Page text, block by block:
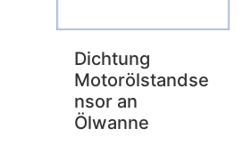
Dichtung
Motorölstandse
nsor an
Ölwanne